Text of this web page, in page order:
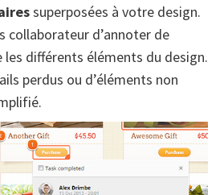
superposées à votre design.
collaborateur d’annoter de
les différents éléments du design.
perdus ou d’éléments non